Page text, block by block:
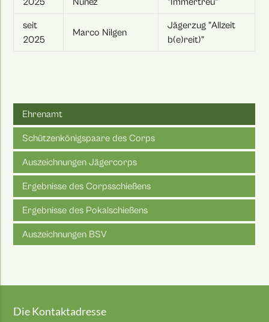
seit
2025
Marco Nilgen
Jägerzug "Allzeit
b(e)reit)"
Ehrenamt
Schützenkönigspaare des Corps
Auszeichnungen Jägercorps
Ergebnisse des Corpsschießens
Ergebnisse des Pokalschießens
Auszeichnungen BSV
Die Kontaktadresse